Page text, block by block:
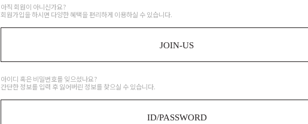
아직 회원이 아니신가요?
회원가입을 하시면 다양한 혜택을 편리하게 이용하실 수 있습니다.
JOIN-US
아이디 혹은 비밀번호를 잊으셨나요?
간단한 정보를 입력 후 잃어버린 정보를 찾으실 수 있습니다.
ID/PASSWORD